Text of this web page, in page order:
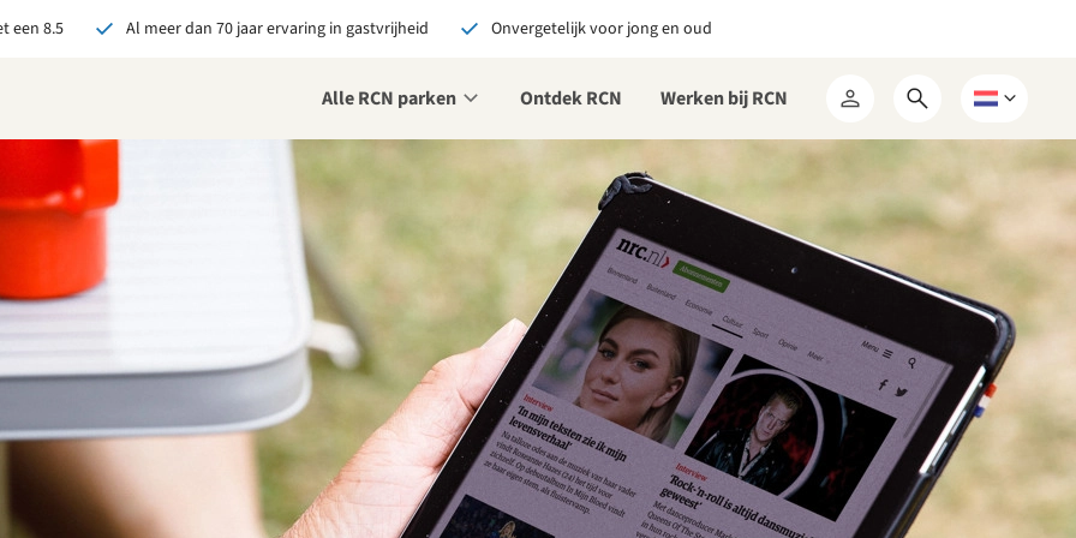
een 8.5 Al meer dan 70 jaar ervaring in gastvrijheid Onvergetelijk voor jong en oud
Alle RCN parken Ontdek RCN Werken bij RCN
Mijn
RCN
Open
zoekformulier
Kies
een
bij RCN boekt, krijg je:
Exclusieve voordelen